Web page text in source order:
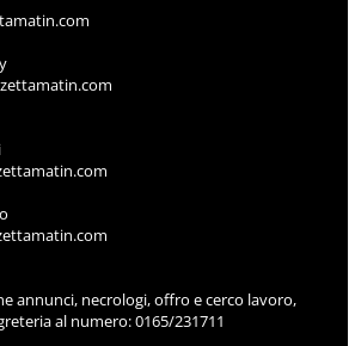
annunci, necrologi, offro e cerco lavoro,
al numero: 0165/231711